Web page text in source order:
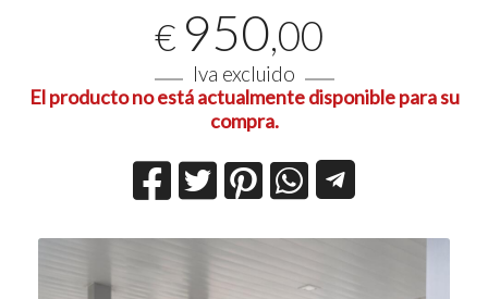
€ 950,00
Iva excluido
El producto no está actualmente disponible para su
compra.